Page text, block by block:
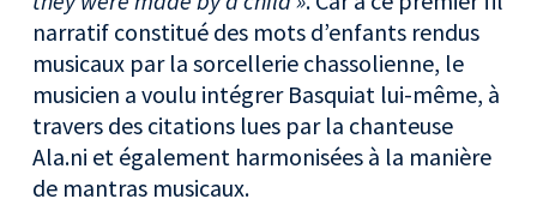
narratif constitué des mots d’enfants rendus
musicaux par la sorcellerie chassolienne, le
musicien a voulu intégrer Basquiat lui-même, à
travers des citations lues par la chanteuse
Ala.ni et également harmonisées à la manière
de mantras musicaux.